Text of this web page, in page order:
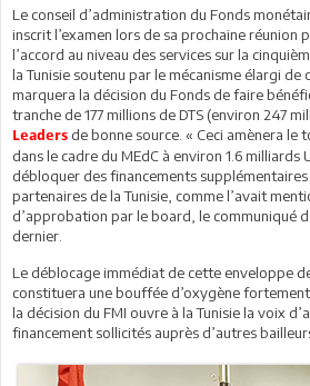
Le conseil d’administration du Fonds
inscrit l’examen lors de sa prochaine réunion
l’accord au niveau des services sur la
la Tunisie soutenu par le mécanisme élargi
marquera la décision du Fonds de faire
tranche de 177 millions de DTS (environ 247
Leaders de bonne source. « Ceci amènera le
dans le cadre du MEdC à environ 1.6 milliards
débloquer des financements
partenaires de la Tunisie, comme l’avait
d’approbation par le board, le communiqué
dernier.
Le déblocage immédiat de cette enveloppe
constituera une bouffée d’oxygène fortement
la décision du FMI ouvre à la Tunisie la voix
financement sollicités auprès d’autres